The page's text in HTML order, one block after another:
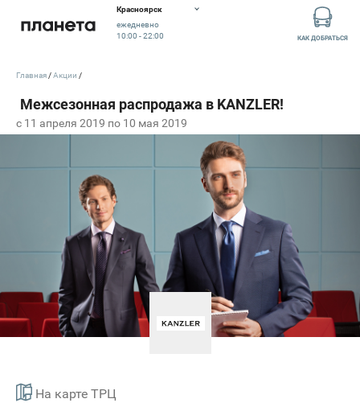
Красноярск
ежедневно
10:00 - 22:00
КАК ДОБРАТЬСЯ
c 11 апреля 2019 по 10 мая 2019
На карте ТРЦ
Главная Акции